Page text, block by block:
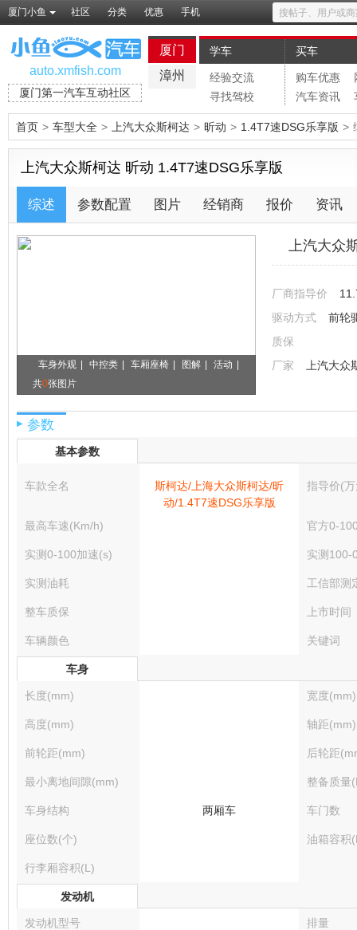
厦门小鱼 社区 分类 优惠 手机
auto.xmfish.com
厦门第一汽车互动社区
厦门
漳州
学车
经验交流
寻找驾校
买车
购车优惠
汽车资讯
首页 > 车型大全 > 上汽大众斯柯达 > 昕动 > 1.4T7速DSG乐享版 >
上汽大众斯柯达 昕动 1.4T7速DSG乐享版
综述 参数配置 图片 经销商 报价 资讯
车身外观 中控类 车厢座椅 图解 活动
共0张图片
上汽大众
厂商指导价
驱动方式
前轮
质保
厂家
上汽大众
▶ 参数
基本参数
车款全名
斯柯达/上海大众斯柯达/昕
动/1.4T7速DSG乐享版
指导价(
最高车速(Km/h) 官方0-
实测0-100加速(s) 实测100-
实测油耗 工信部测
整车质保 上市时间
车辆颜色 关键词
车身
长度(mm) 宽度(mm)
高度(mm) 轴距(mm)
前轮距(mm) 后轮距
最小离地间隙(mm) 整备质量
车身结构 两厢车 车门数
座位数(个) 油箱容积
行李厢容积(L)
发动机
发动机型号 排量